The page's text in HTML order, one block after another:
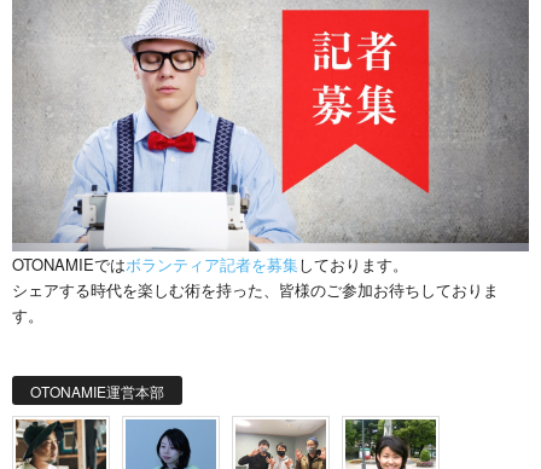
OTONAMIEではボランティア記者を募集しております。
シェアする時代を楽しむ術を持った、皆様のご参加お待ちしておりま
す。
OTONAMIE運営本部